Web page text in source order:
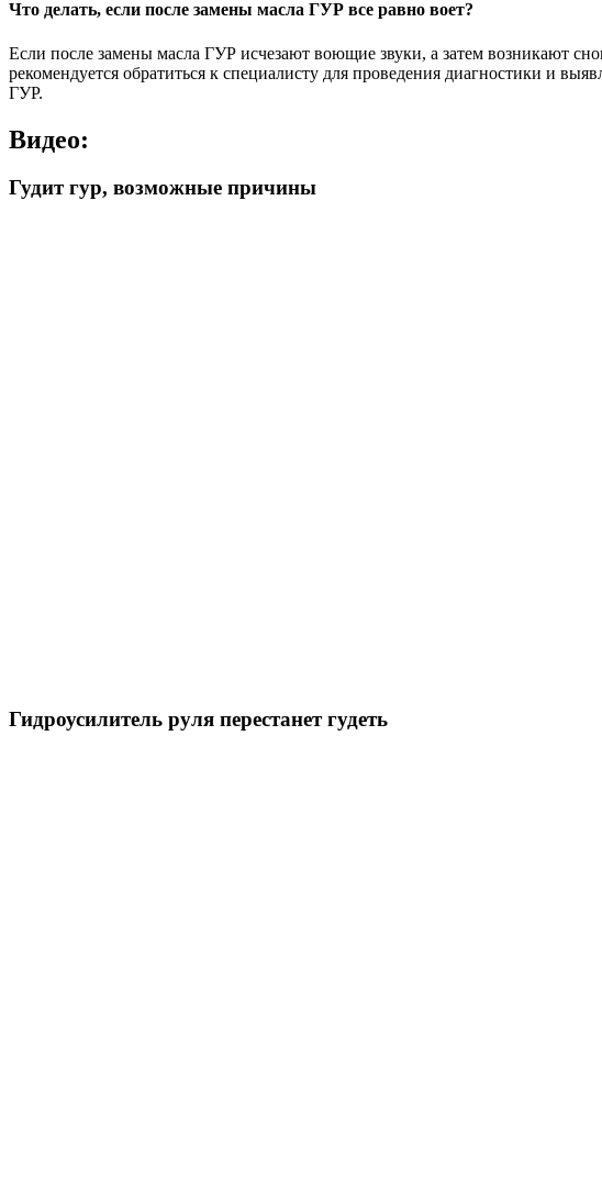
Что делать, если после замены масла ГУР все равно воет?
Если после замены масла ГУР исчезают воющие звуки, а затем возникают
рекомендуется обратиться к специалисту для проведения диагностики и
ГУР.
Видео:
Гудит гур, возможные причины
Гидроусилитель руля перестанет гудеть